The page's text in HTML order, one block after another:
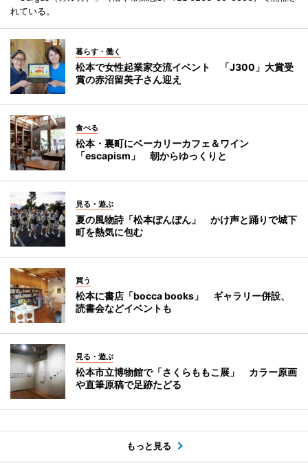
れている。
暮らす・働く
松本で女性起業家交流イベント 「J300」大賞受
賞の赤沼留美子さん迎え
食べる
松本・裏町にベーカリーカフェ＆ワイン
「escapism」 朝からゆっくりと
見る・遊ぶ
夏の風物詩「松本ぼんぼん」 かけ声と踊りで城下
町を熱気に包む
買う
松本に書店「bocca books」 ギャラリー併設、
読書会などイベントも
見る・遊ぶ
松本市立博物館で「さくらももこ展」 カラー原画
や直筆原稿で足跡たどる
もっと見る